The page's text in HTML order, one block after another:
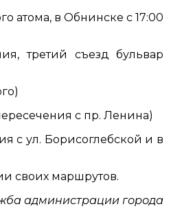
атома, в Обнинске с 17:00
третий съезд бульвар
с пр. Ленина)
с ул. Борисоглебской и в
своих маршрутов.
администрации города